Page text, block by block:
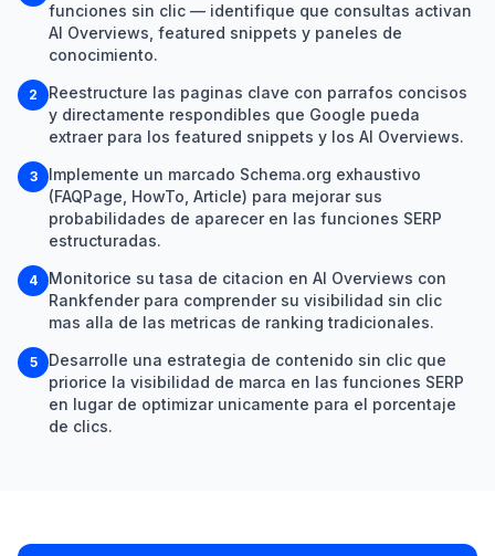
funciones sin clic — identifique que consultas activan
AI Overviews, featured snippets y paneles de
conocimiento.
2
Reestructure las paginas clave con parrafos concisos
y directamente respondibles que Google pueda
extraer para los featured snippets y los AI Overviews.
3
Implemente un marcado Schema.org exhaustivo
(FAQPage, HowTo, Article) para mejorar sus
probabilidades de aparecer en las funciones SERP
estructuradas.
4
Monitorice su tasa de citacion en AI Overviews con
Rankfender para comprender su visibilidad sin clic
mas alla de las metricas de ranking tradicionales.
5
Desarrolle una estrategia de contenido sin clic que
priorice la visibilidad de marca en las funciones SERP
en lugar de optimizar unicamente para el porcentaje
de clics.